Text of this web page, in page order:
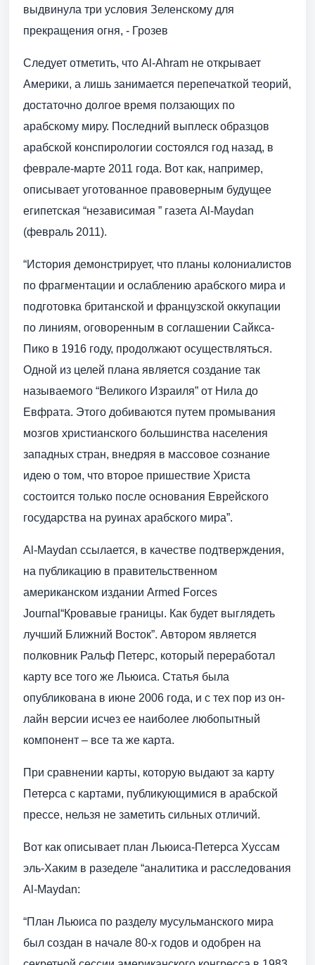
выдвинула три условия Зеленскому для
прекращения огня, - Грозев
Следует отметить, что Al-Ahram не открывает
Америки, а лишь занимается перепечаткой теорий,
достаточно долгое время ползающих по
арабскому миру. Последний выплеск образцов
арабской конспирологии состоялся год назад, в
феврале-марте 2011 года. Вот как, например,
описывает уготованное правоверным будущее
египетская “независимая ” газета Al-Maydan
(февраль 2011).
“История демонстрирует, что планы колониалистов
по фрагментации и ослаблению арабского мира и
подготовка британской и французской оккупации
по линиям, оговоренным в соглашении Сайкса-
Пико в 1916 году, продолжают осуществляться.
Одной из целей плана является создание так
называемого “Великого Израиля” от Нила до
Евфрата. Этого добиваются путем промывания
мозгов христианского большинства населения
западных стран, внедряя в массовое сознание
идею о том, что второе пришествие Христа
состоится только после основания Еврейского
государства на руинах арабского мира”.
Al-Maydan ссылается, в качестве подтверждения,
на публикацию в правительственном
американском издании Armed Forces
Journal“Кровавые границы. Как будет выглядеть
лучший Ближний Восток”. Автором является
полковник Ральф Петерс, который переработал
карту все того же Льюиса. Статья была
опубликована в июне 2006 года, и с тех пор из он-
лайн версии исчез ее наиболее любопытный
компонент – все та же карта.
При сравнении карты, которую выдают за карту
Петерса с картами, публикующимися в арабской
прессе, нельзя не заметить сильных отличий.
Вот как описывает план Льюиса-Петерса Хуссам
эль-Хаким в разеделе “аналитика и расследования
Al-Maydan:
“План Льюиса по разделу мусульманского мира
был создан в начале 80-х годов и одобрен на